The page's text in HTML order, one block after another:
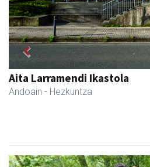
Aita Larramendi Ikastola
Andoain - Hezkuntza
Previous